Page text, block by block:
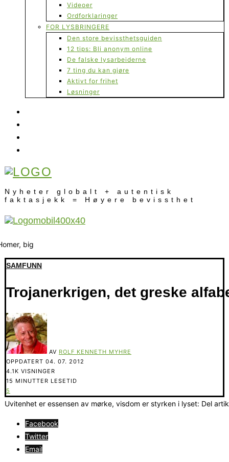
Videoer
Ordforklaringer
FOR LYSBRINGERE
Den store bevissthetsguiden
12 tips: Bli anonym online
De falske lysarbeiderne
7 ting du kan gjøre
Aktivt for frihet
Løsninger
Nyheter globalt + autentisk
faktasjekk = Høyere bevissthet
SAMFUNN
Trojanerkrigen, det greske
AV ROLF KENNETH MYHRE
OPPDATERT 04. 07. 2012
4.1K VISNINGER
15 MINUTTER LESETID
5
Uvitenhet er essensen av mørke, visdom er styrken i lyset: Del
Facebook
Twitter
Email